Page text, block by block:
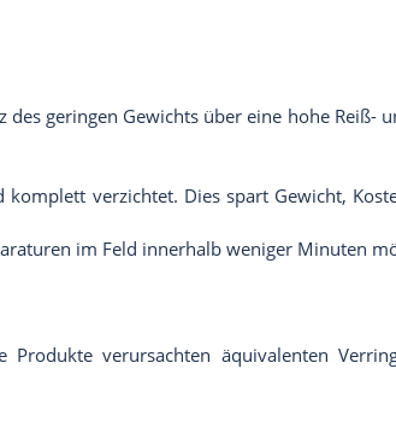
geringen Gewichts über eine hohe Reiß-
verzichtet. Dies spart Gewicht,
im Feld innerhalb weniger Minuten
verursachten äquivalenten